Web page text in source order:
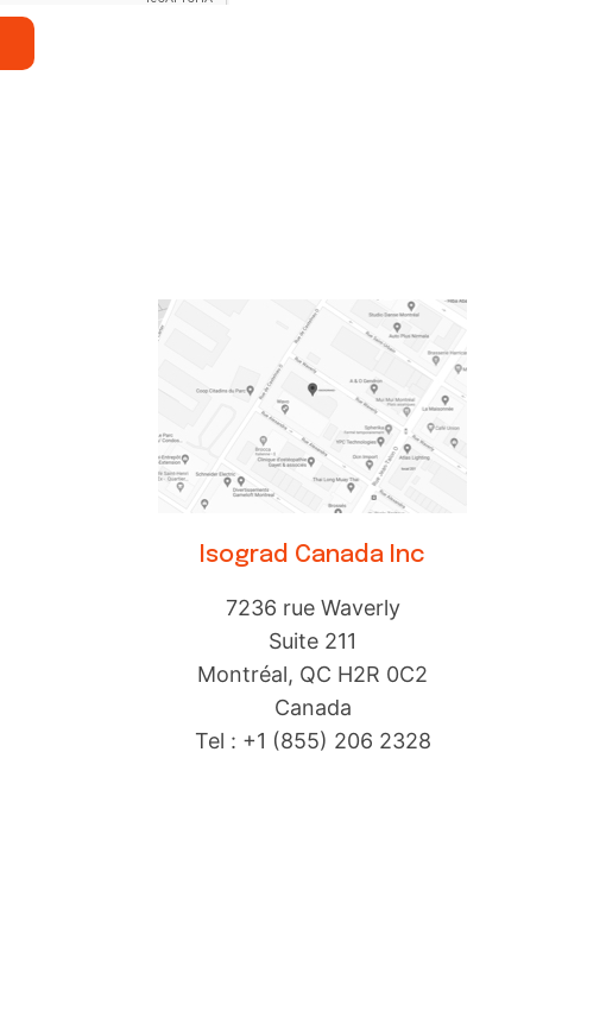
Isograd Canada Inc
7236 rue Waverly
Suite 211
Montréal, QC H2R 0C2
Canada
Tel : +1 (855) 206 2328